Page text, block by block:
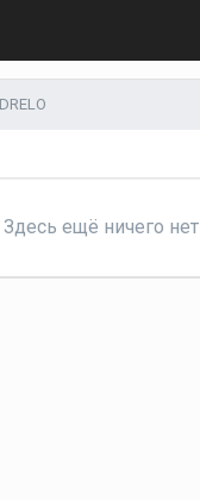
Здесь ещё ничего нет